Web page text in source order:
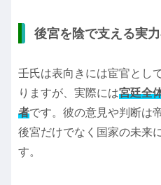
後宮を陰で支える実
壬氏は表向きには宦官とし
りますが、実際には宮廷全
者です。彼の意見や判断は
後宮だけでなく国家の未来
す。